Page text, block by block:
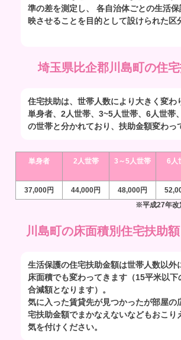
準の差を測定し、 各自治体ごとの生活
映させることを目的として設けられた区
埼玉県比企郡川島町の住
住宅扶助は、世帯人数により大きく変わ
単身者、2人世帯、3~5人世帯、6人世帯
の世帯と分かれており、扶助金額変わっ
単身者 2人世帯 3～5人世帯 6人
37,000円 44,000円 48,000円
※平成27年改
川島町の床面積別住宅扶助額
生活保護の住宅扶助金額は世帯人数以外
床面積でも変わってきます（15平米以下
合減額となります）。
気に入った賃貸先が見つかったが部屋の
宅扶助金額でまかなえないなどもおこり
気を付けください。